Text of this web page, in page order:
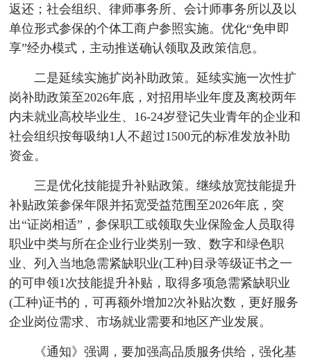
返还；社会组织、律师事务所、会计师事务所以及以
单位形式参保的个体工商户参照实施。优化“免申即
享”经办模式，主动推送确认领取及政策信息。
二是延续实施扩岗补助政策。延续实施一次性扩
岗补助政策至2026年底，对招用毕业年度及离校两年
内未就业高校毕业生、16-24岁登记失业青年的企业和
社会组织按每吸纳1人不超过1500元的标准发放补助
资金。
三是优化技能提升补贴政策。继续放宽技能提升
补贴政策参保年限并拓宽受益范围至2026年底，突
出“证岗相适”，参保职工或领取失业保险金人员取得
职业中类与所在企业行业类别一致、数字和绿色职
业、列入当地急需紧缺职业(工种)目录等级证书之一
的可申领1次技能提升补贴，取得多项急需紧缺职业
(工种)证书的，可再额外增加2次补贴次数，更好服务
企业岗位需求、市场就业需要和地区产业发展。
《通知》强调，要加强高品质服务供给，强化基